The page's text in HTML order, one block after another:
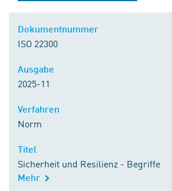
ISO 22300
2025-11
Norm
Sicherheit und Resilienz - Begriffe
Mehr